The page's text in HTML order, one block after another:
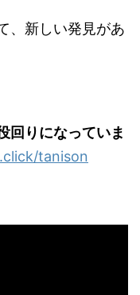
、新しい発見があ
回りになっていま
tanison